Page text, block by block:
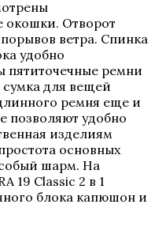
окошки. Отворот
ветра. Спинка
удобно
пятиточечные ремни
сумка для вещей
ремня еще и
позволяют удобно
изделиям
основных
шарм. На
19 Classic 2 в 1
блока капюшон и